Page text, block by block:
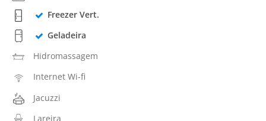
Freezer Vert.
Geladeira
Hidromassagem
Internet Wi-fi
Jacuzzi
Lareira